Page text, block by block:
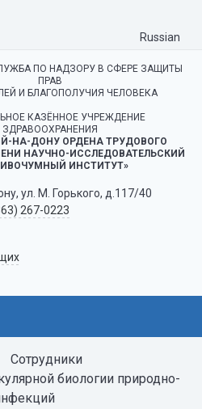
Russian
ПО НАДЗОРУ В СФЕРЕ ЗАЩИТЫ
ПРАВ
И БЛАГОПОЛУЧИЯ ЧЕЛОВЕКА
КАЗЁННОЕ УЧРЕЖДЕНИЕ
ЗДРАВООХРАНЕНИЯ
НА-ДОНУ ОРДЕНА ТРУДОВОГО
НАУЧНО-ИССЛЕДОВАТЕЛЬСКИЙ
ИНСТИТУТ»
ул. М. Горького, д.117/40
267-0223
Сотрудники
биологии природно-